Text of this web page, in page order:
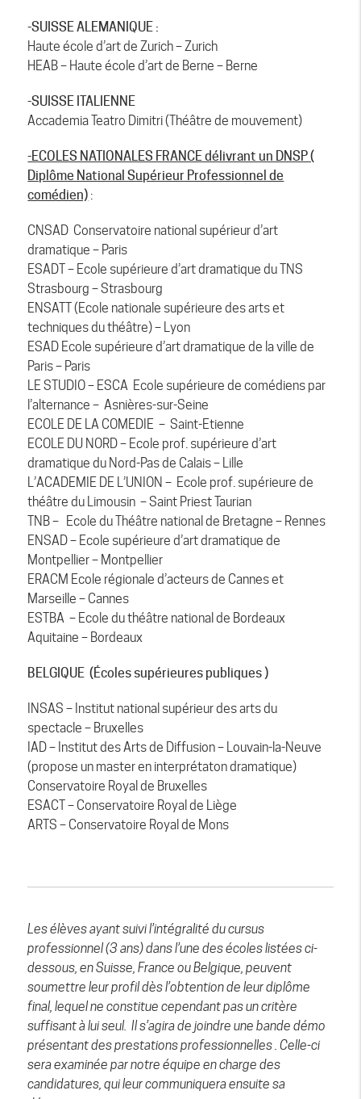
-SUISSE ALEMANIQUE :
Haute école d’art de Zurich – Zurich
HEAB – Haute école d’art de Berne – Berne
-SUISSE ITALIENNE
Accademia Teatro Dimitri (Théâtre de mouvement)
-ECOLES NATIONALES FRANCE délivrant un DNSP (
Diplôme National Supérieur Professionnel de
comédien) :
CNSAD Conservatoire national supérieur d’art
dramatique – Paris
ESADT – Ecole supérieure d’art dramatique du TNS
Strasbourg – Strasbourg
ENSATT (Ecole nationale supérieure des arts et
techniques du théâtre) – Lyon
ESAD Ecole supérieure d’art dramatique de la ville de
Paris – Paris
LE STUDIO – ESCA Ecole supérieure de comédiens par
l’alternance – Asnières-sur-Seine
ECOLE DE LA COMEDIE – Saint-Etienne
ECOLE DU NORD – Ecole prof. supérieure d’art
dramatique du Nord-Pas de Calais – Lille
L’ACADEMIE DE L’UNION – Ecole prof. supérieure de
théâtre du Limousin – Saint Priest Taurian
TNB – Ecole du Théâtre national de Bretagne – Rennes
ENSAD – Ecole supérieure d’art dramatique de
Montpellier – Montpellier
ERACM Ecole régionale d’acteurs de Cannes et
Marseille – Cannes
ESTBA – Ecole du théâtre national de Bordeaux
Aquitaine – Bordeaux
BELGIQUE (Écoles supérieures publiques )
INSAS – Institut national supérieur des arts du
spectacle – Bruxelles
IAD – Institut des Arts de Diffusion – Louvain‑la‑Neuve
(propose un master en interprétaton dramatique)
Conservatoire Royal de Bruxelles
ESACT – Conservatoire Royal de Liège
ARTS – Conservatoire Royal de Mons
Les élèves ayant suivi l’intégralité du cursus
professionnel (3 ans) dans l’une des écoles listées ci-
dessous, en Suisse, France ou Belgique, peuvent
soumettre leur profil dès l’obtention de leur diplôme
final, lequel ne constitue cependant pas un critère
suffisant à lui seul. Il s’agira de joindre une bande démo
présentant des prestations professionnelles . Celle-ci
sera examinée par notre équipe en charge des
candidatures, qui leur communiquera ensuite sa